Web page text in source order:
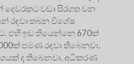
වඩා සිරගත වන
රඳවා තබන විශේෂ
එහි ඉඩ තියෙන්නෙ 670ක්
පමණ රඳවා තිබෙනවා.
ද තිබෙනවා. අධිකරණ